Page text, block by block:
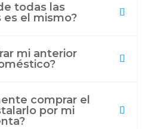
todas las
es el mismo?
mi anterior
comprar el
por mi